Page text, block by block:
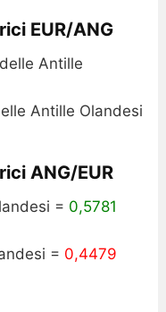
EUR/ANG
Antille
Antille Olandesi
ANG/EUR
= 0,5781
= 0,4479